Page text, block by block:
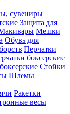
сувениры
Защита для
Мешки
Обувь для
Перчатки
боксерские
Стойки
Шлемы
Ракетки
весы